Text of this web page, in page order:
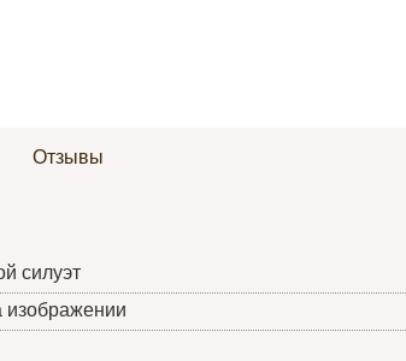
Отзывы
силуэт
изображении